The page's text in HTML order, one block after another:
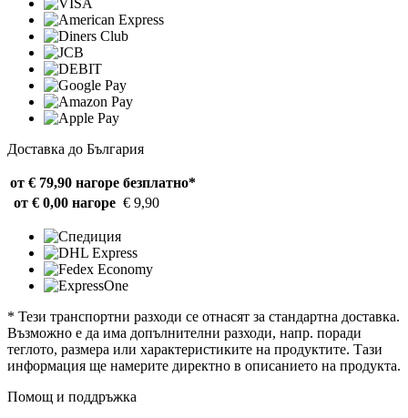
Доставка до България
от € 79,90 нагоре безплатно*
от € 0,00 нагоре € 9,90
* Тези транспортни разходи се отнасят за стандартна доставка.
Възможно е да има допълнителни разходи, напр. поради
теглото, размера или характеристиките на продуктите. Тази
информация ще намерите директно в описанието на продукта.
Помощ и поддръжка